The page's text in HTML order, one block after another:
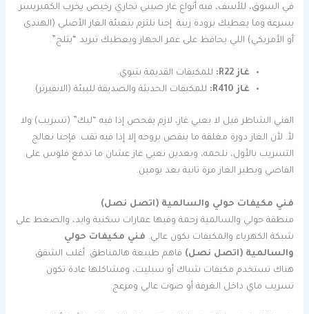
في السوق، للأسف، فيه أنواع غاز صيني تجاري رخيص يخرب الكمبريسر
بسرعة وما يعطيك برودة زينة. إحنا نلتزم بتعبئة الغاز الأصلي (الهندي
أو الأمريكي) اللي يحافظ على عمر الجهاز ويعطيك تبريد “يثلج”.
غاز R22:
للمكيفات القديمة شوي.
غاز R410:
للمكيفات الحديثة والصديقة للبيئة (الانفيرتر).
الفني الشاطر قبل لا يعبي غاز، لازم يفحص إذا فيه “ليك” (تسريب) ولا
لأ. لأن الغاز دورة مغلقة ما ينقص بروحه إلا إذا فيه ثقب. فإحنا نعالج
التسريب بالأول، نلحمه، وبعدين نعبي غاز عشان ما تدفع فلوس على
الفاضي ويطير الغاز مرة ثانية بعد يومين.
فني مكيفات حولي والسالمية (اتصل نصل)
منطقة حولي والسالمية زحمة وفيها عمارات سكنية وايد، والضغط على
شبكة الكهرباء والمكيفات يكون عالي. فني مكيفات حولي
والسالمية (اتصل نصل) فاهم طبيعة هالمناطق. أغلب الشقق
هناك تستخدم مكيفات شباك أو سبليت، ومشاكلها عادة تكون
تسريب ماي داخل الغرفة أو صوت عالي ومزعج.